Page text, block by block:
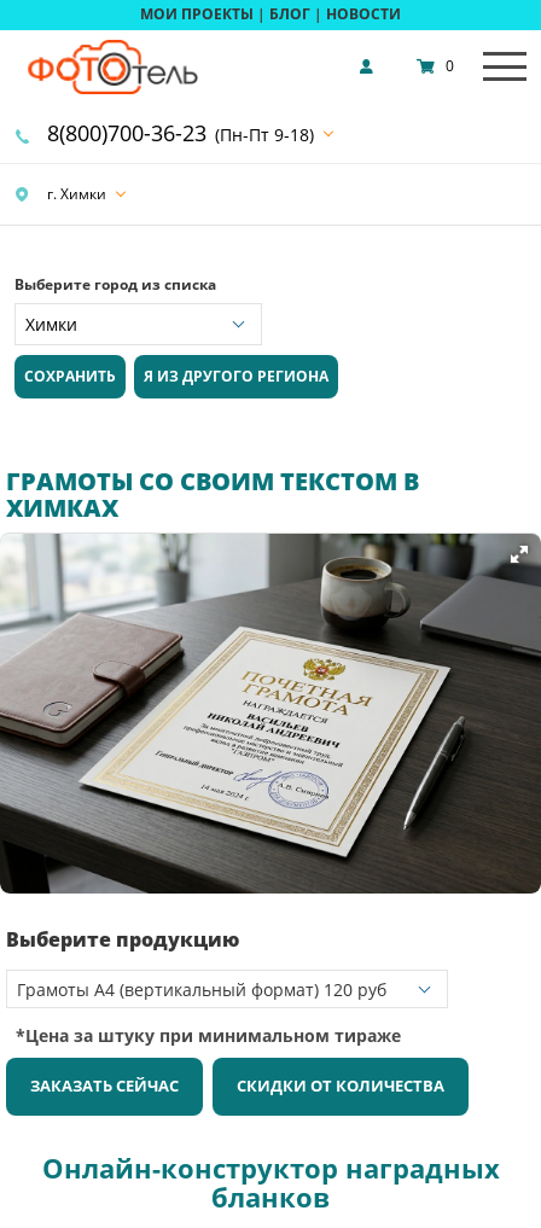
МОИ ПРОЕКТЫ | БЛОГ | НОВОСТИ
г. Химки
8(800)700-36-23 (Пн-Пт 9-18)
0
Выберите город из списка
СОХРАНИТЬ Я ИЗ ДРУГОГО РЕГИОНА
ГРАМОТЫ СО СВОИМ ТЕКСТОМ В
ХИМКАХ
Выберите продукцию
*Цена за штуку при минимальном тираже
ЗАКАЗАТЬ СЕЙЧАС СКИДКИ ОТ КОЛИЧЕСТВА
Онлайн-конструктор наградных
бланков